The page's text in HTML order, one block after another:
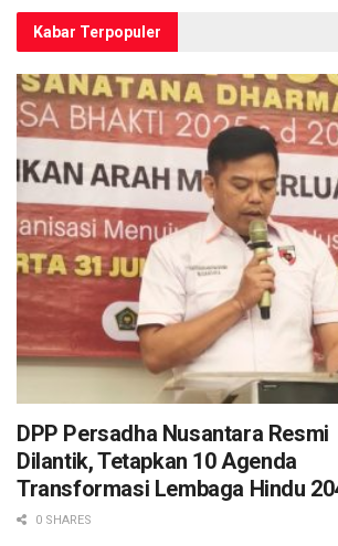
Kabar Terpopuler
DPP Persadha Nusantara Resmi
Dilantik, Tetapkan 10 Agenda
Transformasi Lembaga Hindu
0 SHARES